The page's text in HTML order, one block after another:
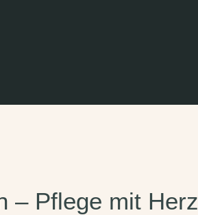
– Pflege mit Herz